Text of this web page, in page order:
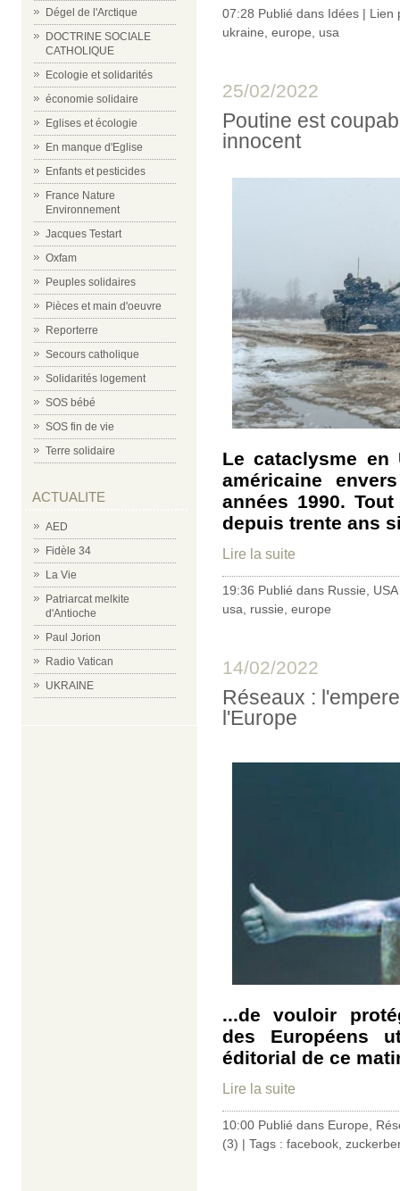
Dégel de l'Arctique
DOCTRINE SOCIALE
CATHOLIQUE
Ecologie et solidarités
économie solidaire
Eglises et écologie
En manque d'Eglise
Enfants et pesticides
France Nature
Environnement
Jacques Testart
Oxfam
Peuples solidaires
Pièces et main d'oeuvre
Reporterre
Secours catholique
Solidarités logement
SOS bébé
SOS fin de vie
Terre solidaire
ACTUALITE
AED
Fidèle 34
La Vie
Patriarcat melkite
d'Antioche
Paul Jorion
Radio Vatican
UKRAINE
07:28 Publié dans Idées | Lien
ukraine europe usa
25/02/2022
Poutine est
innocent
Le cataclysme
américaine
années 1990.
depuis trente ans
Lire la suite
19:36 Publié dans Russie, USA
usa, russie, europe
14/02/2022
Réseaux :
l'Europe
...de vouloir
des Européens
éditorial de ce
Lire la suite
10:00 Publié dans Europe
(3) | Tags : facebook